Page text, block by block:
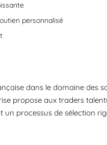
personnalisé
dans le domaine
propose aux traders
processus de sélection